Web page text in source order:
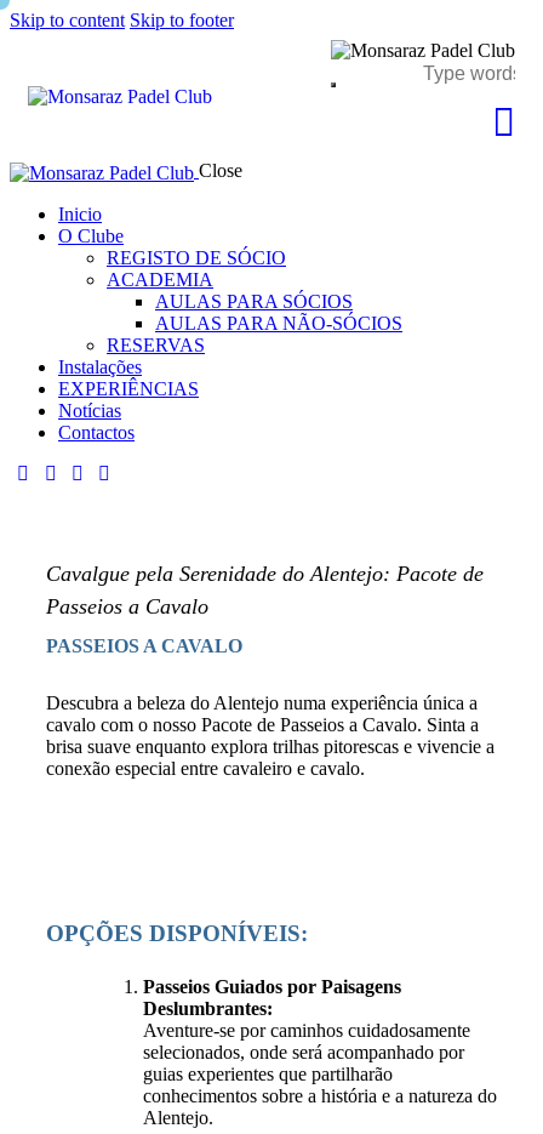
Skip to content Skip to footer
Close
Inicio
O Clube
REGISTO DE SÓCIO
ACADEMIA
AULAS PARA SÓCIOS
AULAS PARA NÃO-SÓCIOS
RESERVAS
Instalações
EXPERIÊNCIAS
Notícias
Contactos
Cavalgue pela Serenidade do Alentejo: Pacote de
Passeios a Cavalo
PASSEIOS A CAVALO
Descubra a beleza do Alentejo numa experiência única a
cavalo com o nosso Pacote de Passeios a Cavalo. Sinta a
brisa suave enquanto explora trilhas pitorescas e vivencie a
conexão especial entre cavaleiro e cavalo.
OPÇÕES DISPONÍVEIS:
Passeios Guiados por Paisagens
Deslumbrantes:
Aventure-se por caminhos cuidadosamente
selecionados, onde será acompanhado por
guias experientes que partilharão
conhecimentos sobre a história e a natureza do
Alentejo.